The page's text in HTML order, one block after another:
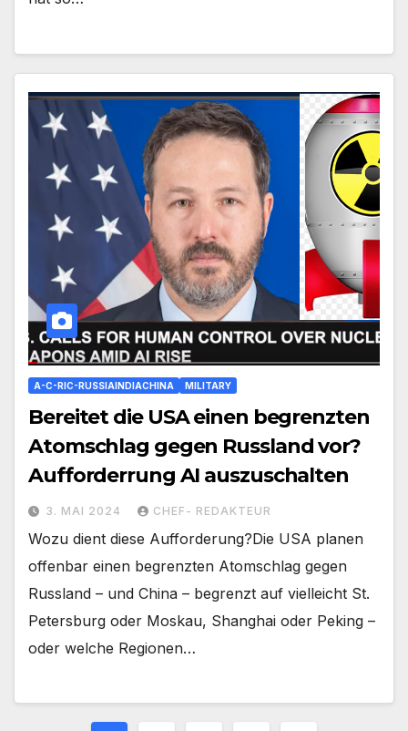
A-C-RIC-RUSSIAINDIACHINA MILITARY
Bereitet die USA einen begrenzten
Atomschlag gegen Russland vor?
Aufforderrung AI auszuschalten
3. MAI 2024 CHEF- REDAKTEUR
Wozu dient diese Aufforderung?Die USA planen
offenbar einen begrenzten Atomschlag gegen
Russland – und China – begrenzt auf vielleicht St.
Petersburg oder Moskau, Shanghai oder Peking –
oder welche Regionen…